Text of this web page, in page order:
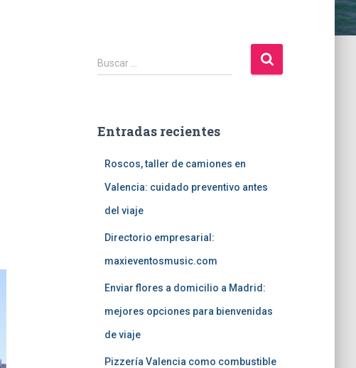
B
u
r
Buscar …
Entradas recientes
Roscos, taller de camiones en
Valencia: cuidado preventivo antes
del viaje
Directorio empresarial:
maxieventosmusic.com
Enviar flores a domicilio a Madrid:
mejores opciones para bienvenidas
de viaje
Pizzería Valencia como combustible